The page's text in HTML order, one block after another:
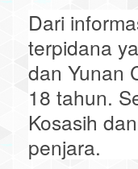
Dari
terpidana
dan Yunan
18 tahun.
Kosasih
penjara.